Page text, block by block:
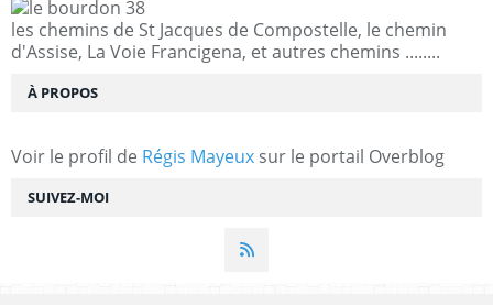
SUIVEZ-MOI
les chemins de St Jacques de Compostelle, le chemin
d'Assise, La Voie Francigena, et autres chemins ........
À PROPOS
Voir le profil de Régis Mayeux sur le portail Overblog